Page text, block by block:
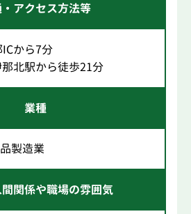
アクセス方法等
から7分
北駅から徒歩21分
業種
製造業
関係や職場の雰囲気